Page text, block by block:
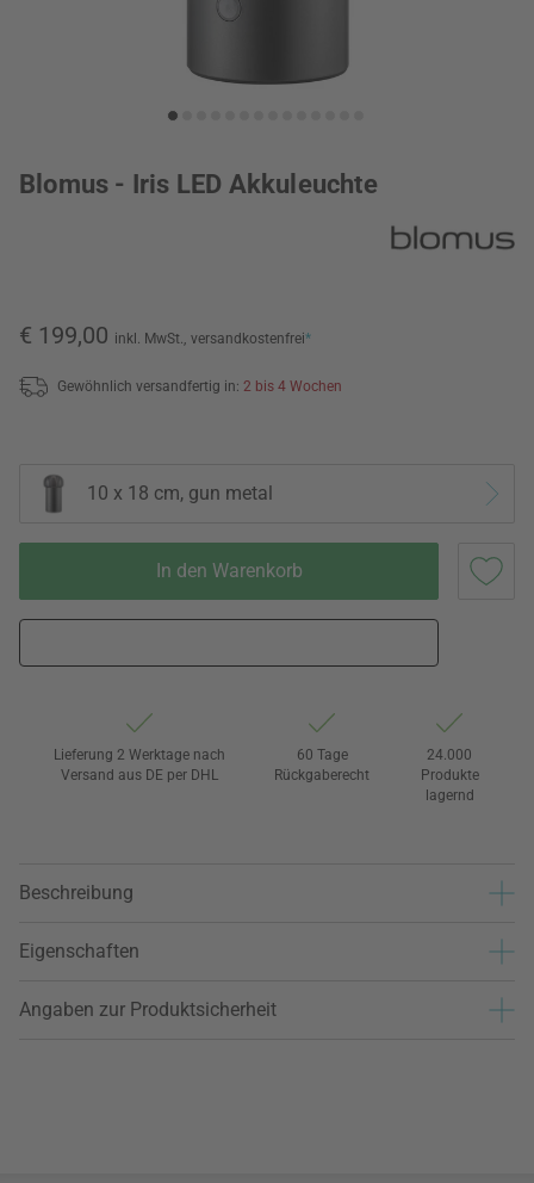
Blomus - Iris LED Akkuleuchte
€ 199,00 inkl. MwSt., versandkostenfrei*
Gewöhnlich versandfertig in: 2 bis 4 Wochen
10 x 18 cm, gun metal
In den Warenkorb
Lieferung 2 Werktage nach
Versand aus DE per DHL
60 Tage
Rückgaberecht
24.000
Produkte
lagernd
Beschreibung
Eigenschaften
Angaben zur Produktsicherheit